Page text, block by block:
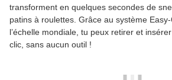
transforment en quelques secondes de
patins à roulettes. Grâce au système
l’échelle mondiale, tu peux retirer et
clic, sans aucun outil !